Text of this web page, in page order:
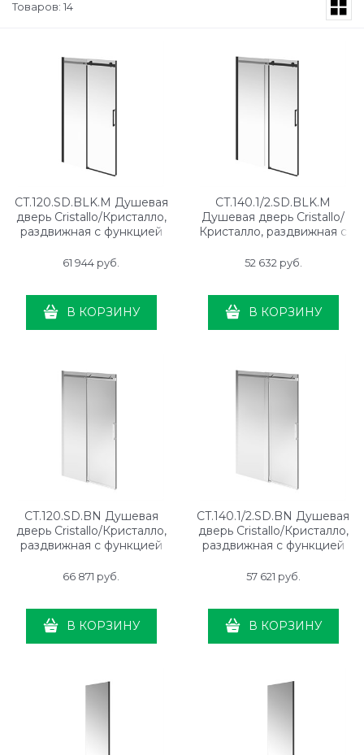
Товаров: 14
CT.120.SD.BLK.M Душевая
дверь Cristallo/Кристалло,
раздвижная с функцией
закрывания, 120х210,
61 944 руб.
В КОРЗИНУ
CT.140.1/2.SD.BLK.M
Душевая дверь Cristallo/
Кристалло, раздвижная с
открывания и закрывания,
52 632 руб.
В КОРЗИНУ
CT.120.SD.BN Душевая
дверь Cristallo/Кристалло,
раздвижная с функцией
закрывания, 120х210,
66 871 руб.
В КОРЗИНУ
CT.140.1/2.SD.BN Душевая
дверь Cristallo/Кристалло,
раздвижная с функцией
закрывания, 140х210,
57 621 руб.
В КОРЗИНУ